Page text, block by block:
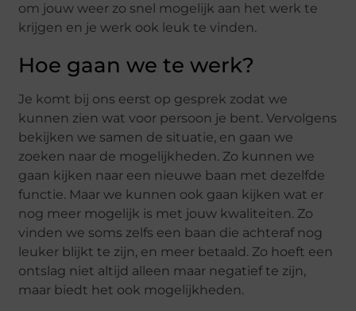
om jouw weer zo snel mogelijk aan het werk te
krijgen en je werk ook leuk te vinden.
Hoe gaan we te werk?
Je komt bij ons eerst op gesprek zodat we
kunnen zien wat voor persoon je bent. Vervolgens
bekijken we samen de situatie, en gaan we
zoeken naar de mogelijkheden. Zo kunnen we
gaan kijken naar een nieuwe baan met dezelfde
functie. Maar we kunnen ook gaan kijken wat er
nog meer mogelijk is met jouw kwaliteiten. Zo
vinden we soms zelfs een baan die achteraf nog
leuker blijkt te zijn, en meer betaald. Zo hoeft een
ontslag niet altijd alleen maar negatief te zijn,
maar biedt het ook mogelijkheden.